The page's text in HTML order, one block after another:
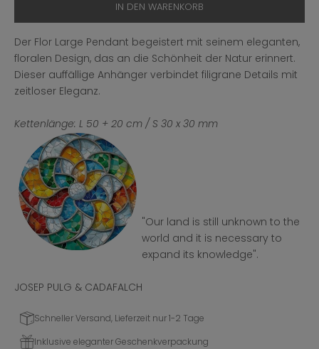
IN DEN WARENKORB
Der Flor Large Pendant begeistert mit seinem eleganten,
floralen Design, das an die Schönheit der Natur erinnert.
Dieser auffällige Anhänger verbindet filigrane Details mit
zeitloser Eleganz.
Kettenlänge: L 50 + 20 cm / S 30 x 30 mm
"Our land is still unknown to the
world and it is necessary to
expand its knowledge".
JOSEP PULG & CADAFALCH
Schneller Versand, Lieferzeit nur 1-2 Tage
Inklusive eleganter Geschenkverpackung